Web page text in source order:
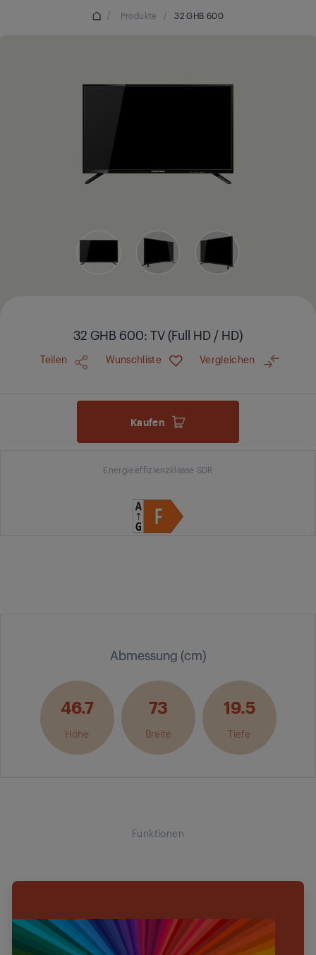
/ Produkte / 32 GHB 600
32 GHB 600: TV (Full HD / HD)
Teilen Wunschliste Vergleichen
Kaufen
Energieeffizienzklasse SDR
Abmessung (cm)
46.7
Höhe
73
Breite
19.5
Tiefe
Funktionen